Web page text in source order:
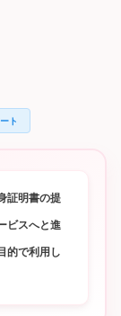
ト
証明書の提
ビスへと進
的で利用し